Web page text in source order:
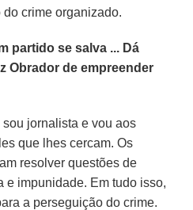
crime organizado.
partido se salva ... Dá
Obrador de empreender
jornalista e vou aos
que lhes cercam. Os
resolver questões de
e impunidade. Em tudo isso,
a perseguição do crime.